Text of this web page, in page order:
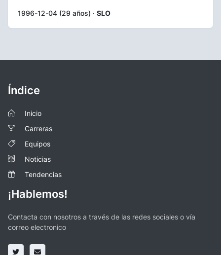
1996-12-04 (29 años) · SLO
Índice
Inicio
Carreras
Equipos
Noticias
Tendencias
¡Hablemos!
Contacta con nosotros a través de las redes sociales o vía
correo electronico